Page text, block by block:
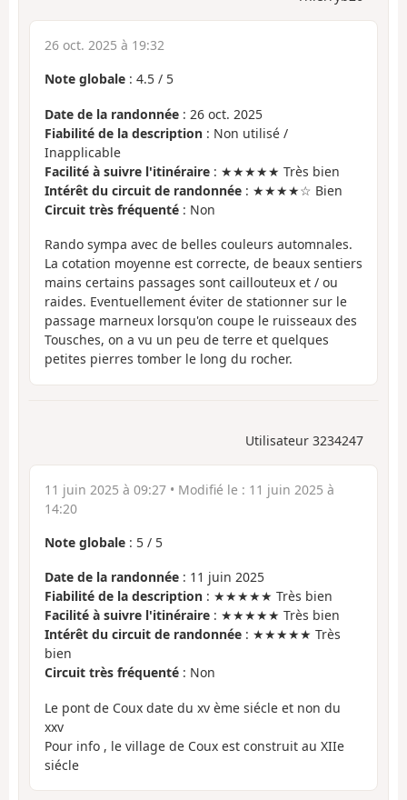
26 oct. 2025 à 19:32
Note globale : 4.5 / 5
Date de la randonnée : 26 oct. 2025
Fiabilité de la description : Non utilisé /
Inapplicable
Facilité à suivre l'itinéraire : ★★★★★ Très bien
Intérêt du circuit de randonnée : ★★★★☆ Bien
Circuit très fréquenté : Non
Rando sympa avec de belles couleurs automnales.
La cotation moyenne est correcte, de beaux sentiers
mains certains passages sont caillouteux et / ou
raides. Eventuellement éviter de stationner sur le
passage marneux lorsqu'on coupe le ruisseaux des
Tousches, on a vu un peu de terre et quelques
petites pierres tomber le long du rocher.
Utilisateur 3234247
11 juin 2025 à 09:27 • Modifié le : 11 juin 2025 à
14:20
Note globale : 5 / 5
Date de la randonnée : 11 juin 2025
Fiabilité de la description : ★★★★★ Très bien
Facilité à suivre l'itinéraire : ★★★★★ Très bien
Intérêt du circuit de randonnée : ★★★★★ Très
bien
Circuit très fréquenté : Non
Le pont de Coux date du xv ème siécle et non du
xxv
Pour info , le village de Coux est construit au XIIe
siécle